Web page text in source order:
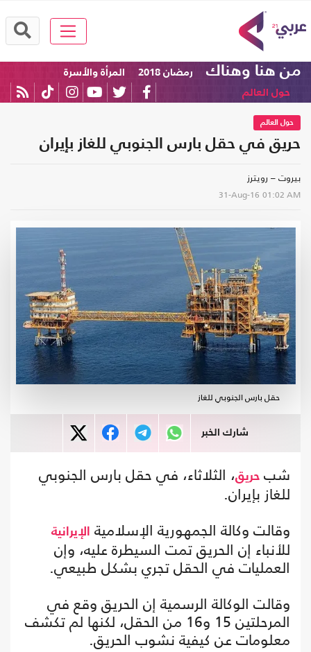
من هنا وهناك رمضان 2018
المرأة والأسرة
حول العالم
حول العالم
حريق في حقل بارس الجنوبي للغاز بإيران
بيروت – رويترز
31-Aug-16 01:02 AM
حقل بارس الجنوبي للغاز
شارك الخبر
شب حريق، الثلاثاء، في حقل بارس الجنوبي
للغاز بإيران.
وقالت وكالة الجمهورية الإسلامية
الإيرانية
للأنباء إن الحريق تمت السيطرة عليه، وإن
العمليات في الحقل تجري بشكل طبيعي.
وقالت الوكالة الرسمية إن الحريق وقع في
المرحلتين 15 و16 من الحقل، لكنها لم تكشف
معلومات عن كيفية نشوب الحريق.